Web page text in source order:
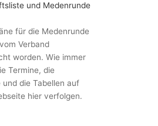
und Medenrunde
für die Medenrunde
Verband
worden. Wie immer
Termine, die
und die Tabellen auf
hier verfolgen.